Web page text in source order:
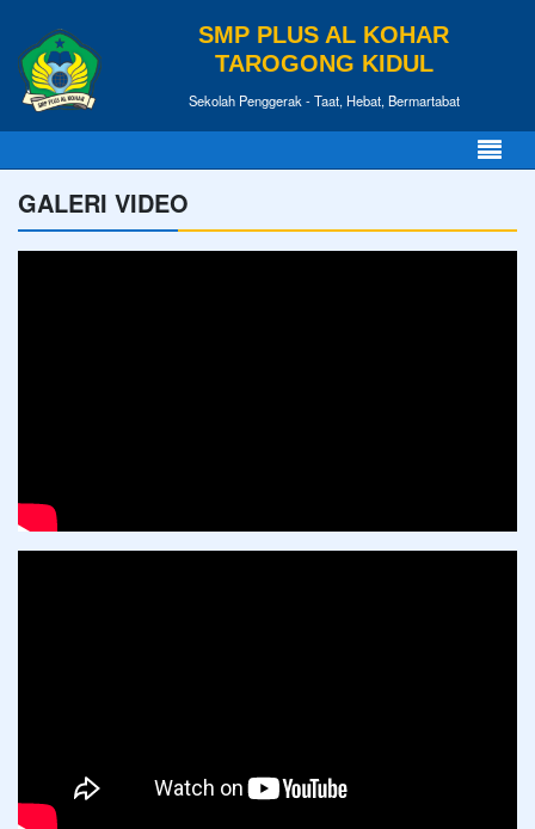
SMP PLUS AL KOHAR
TAROGONG KIDUL
Sekolah Penggerak - Taat, Hebat, Bermartabat
GALERI VIDEO